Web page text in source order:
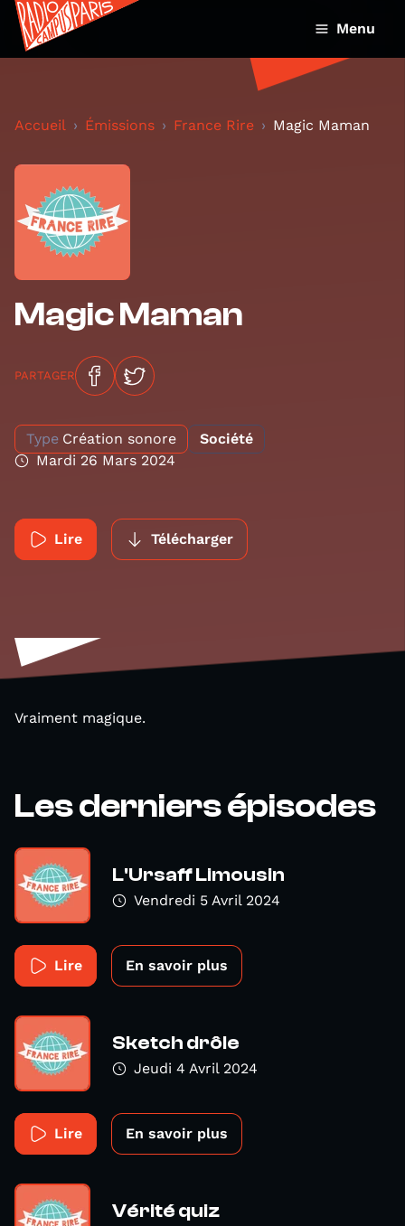
Menu
Accueil Émissions France Rire Magic Maman
Magic Maman
PARTAGER
Type Création sonore
Société
Mardi 26 Mars 2024
Lire Télécharger
Vraiment magique.
Les derniers épisodes
L'Ursaff Limousin
Vendredi 5 Avril 2024
Lire En savoir plus
Sketch drôle
Jeudi 4 Avril 2024
Lire En savoir plus
Vérité quiz